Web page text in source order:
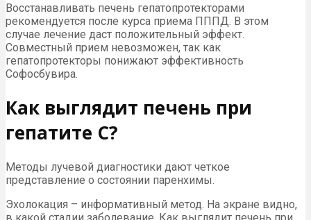
Восстанавливать печень гепатопротекторами
рекомендуется после курса приема ПППД. В этом
случае лечение даст положительный эффект.
Совместный прием невозможен, так как
гепатопротекторы понижают эффективность
Софосбувира.
Как выглядит печень при
гепатите С?
Методы лучевой диагностики дают четкое
представление о состоянии паренхимы.
Эхолокация – информативный метод. На экране видно,